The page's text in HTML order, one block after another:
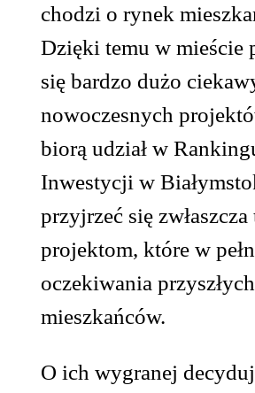
chodzi o rynek
Dzięki temu w mieście
się bardzo dużo
nowoczesnych
biorą udział w
Inwestycji w
przyjrzeć się zwłaszcza
projektom, które w
oczekiwania przyszłych
mieszkańców.
O ich wygranej